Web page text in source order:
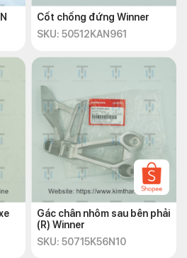
Cốt chống đứng Winner
SKU: 50512KAN961
Gác chân nhôm sau bên phải
(R) Winner
SKU: 50715K56N10